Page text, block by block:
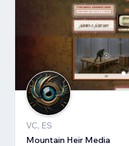
VC, ES
Mountain Heir Media